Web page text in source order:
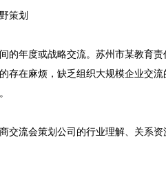
策划
的年度或战略交流。苏州市某教育
存在麻烦，缺乏组织大规模企业交
交流会策划公司的行业理解、关系